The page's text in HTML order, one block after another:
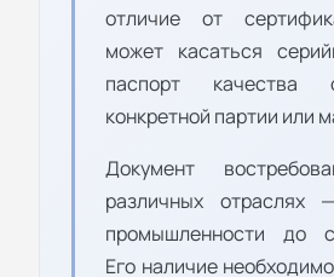
отличие от
может касаться
паспорт качества
конкретной партии или
Документ
различных отраслях
промышленности до
Его наличие